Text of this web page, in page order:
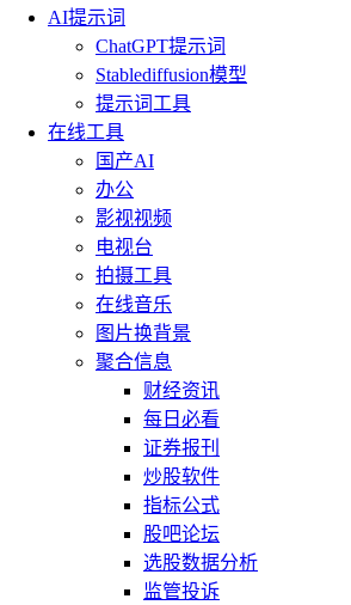
AI提示词
ChatGPT提示词
Stablediffusion模型
提示词工具
在线工具
国产AI
办公
影视视频
电视台
拍摄工具
在线音乐
图片换背景
聚合信息
财经资讯
每日必看
证券报刊
炒股软件
指标公式
股吧论坛
选股数据分析
监管投诉